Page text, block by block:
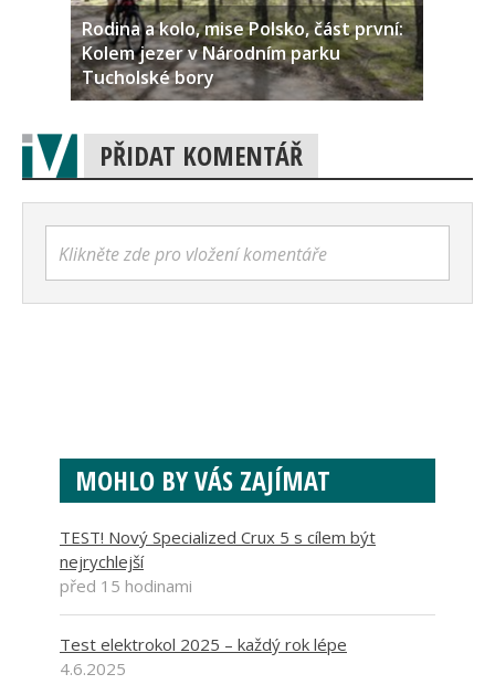
Rodina a kolo, mise Polsko, část první:
Kolem jezer v Národním parku
Tucholské bory
PŘIDAT KOMENTÁŘ
Klikněte zde pro vložení komentáře
MOHLO BY VÁS ZAJÍMAT
TEST! Nový Specialized Crux 5 s cílem být
nejrychlejší
před 15 hodinami
Test elektrokol 2025 – každý rok lépe
4.6.2025